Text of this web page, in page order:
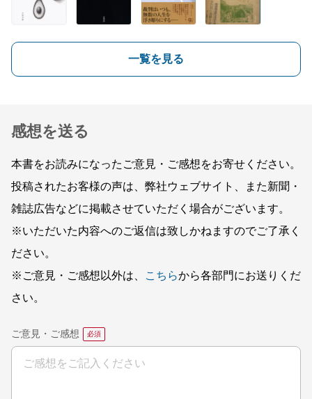
一覧を見る
感想を送る
本書をお読みになったご意見・ご感想をお寄せください。
投稿されたお客様の声は、弊社ウェブサイト、また新聞・
雑誌広告などに掲載させていただく場合がございます。
※いただいた内容へのご返信は致しかねますのでご了承く
ださい。
※ご意見・ご感想以外は、
こちらから各部門にお送りくだ
さい。
ご意見・ご感想